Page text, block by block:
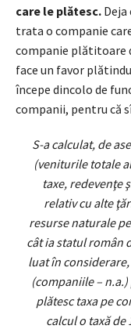
care le plătesc.
trata o companie
companie plătitoare
face un favor
începe dincolo de
companii, pentru că
S-a calculat, de
(veniturile totale
taxe, redevenţe
relativ cu alte
resurse naturale
cât ia statul român
luat în
(companiile –
plătesc taxa pe
calcul o taxă de